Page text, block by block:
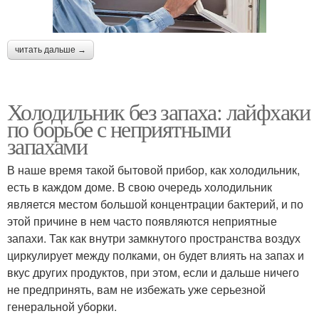
читать дальше →
Холодильник без запаха: лайфхаки
по борьбе с неприятными
запахами
В наше время такой бытовой прибор, как холодильник,
есть в каждом доме. В свою очередь холодильник
является местом большой концентрации бактерий, и по
этой причине в нем часто появляются неприятные
запахи. Так как внутри замкнутого пространства воздух
циркулирует между полками, он будет влиять на запах и
вкус других продуктов, при этом, если и дальше ничего
не предпринять, вам не избежать уже серьезной
генеральной уборки.